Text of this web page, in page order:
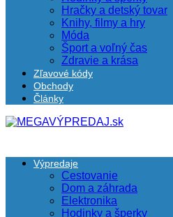
Hračky a detský tovar
Knihy, filmy a hry
Móda
Šport a voľný čas
Zdravie a krása
Zľavové kódy
Obchody
Články
Výpredaje
Cestovanie
Dom a záhrada
Elektronika
Hodinky a šperky